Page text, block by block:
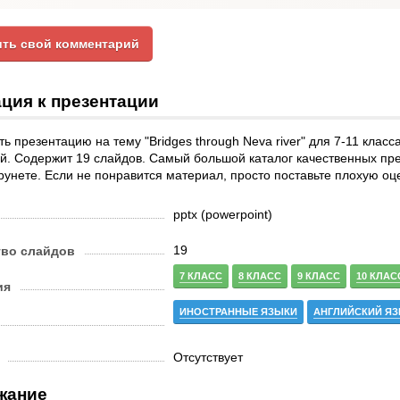
свой комментарий
к презентации
презентацию на тему "Bridges through Neva river" для 7-11
Содержит 19 слайдов. Самый большой каталог качественных
Если не понравится материал, просто поставьте плохую
pptx (powerpoint)
слайдов 19
7 КЛАСС 8 КЛАСС 9 КЛАСС 10
ИНОСТРАННЫЕ ЯЗЫКИ АНГЛИЙСКИЙ
Отсутствует